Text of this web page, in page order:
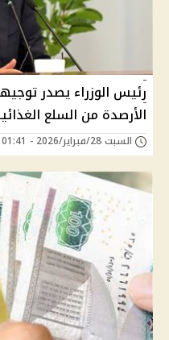
رئيس الوزراء يصدر
الأرصدة من السلع
السبت 28/فبراير/2026 - 01:41 م